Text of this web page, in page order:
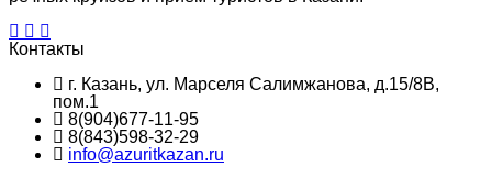
Контакты
г. Казань, ул. Марселя Салимжанова, д.15/8В,
пом.1
8(904)677-11-95
8(843)598-32-29
info@azuritkazan.ru